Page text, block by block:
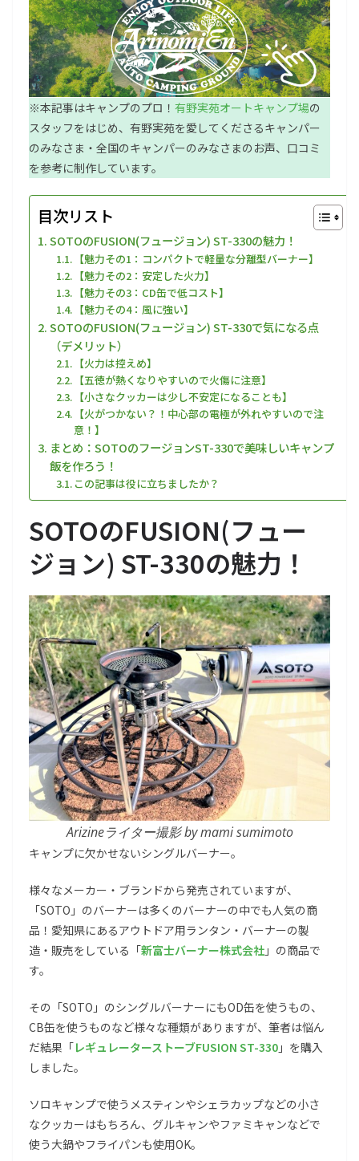
※本記事はキャンプのプロ！ 有野実苑オートキャンプ場の
スタッフをはじめ、有野実苑を愛してくださるキャンパー
のみなさま・全国のキャンパーのみなさまのお声、口コミ
を参考に制作しています。
目次リスト
SOTOのFUSION(フュージョン) ST-330の魅力！
【魅力その1：コンパクトで軽量な分離型バーナー】
【魅力その2：安定した火力】
【魅力その3：CD缶で低コスト】
【魅力その4：風に強い】
SOTOのFUSION(フュージョン) ST-330で気になる点
（デメリット）
【火力は控えめ】
【五徳が熱くなりやすいので火傷に注意】
【小さなクッカーは少し不安定になることも】
【火がつかない？！中心部の電極が外れやすいので注
意！】
まとめ：SOTOのフージョンST-330で美味しいキャンプ
飯を作ろう！
この記事は役に立ちましたか？
SOTOのFUSION(フュー
ジョン) ST-330の魅力！
Arizineライター撮影 by mami sumimoto
キャンプに欠かせないシングルバーナー。
様々なメーカー・ブランドから発売されていますが、
「SOTO」のバーナーは多くのバーナーの中でも人気の商
品！愛知県にあるアウトドア用ランタン・バーナーの製
造・販売をしている「新富士バーナー株式会社 」の商品で
す。
その「SOTO」のシングルバーナーにもOD缶を使うもの、
CB缶を使うものなど様々な種類がありますが、筆者は悩ん
だ結果「レギュレーターストーブFUSION ST-330 」を購入
しました。
ソロキャンプで使うメスティンやシェラカップなどの小さ
なクッカーはもちろん、グルキャンやファミキャンなどで
使う大鍋やフライパンも使用OK。